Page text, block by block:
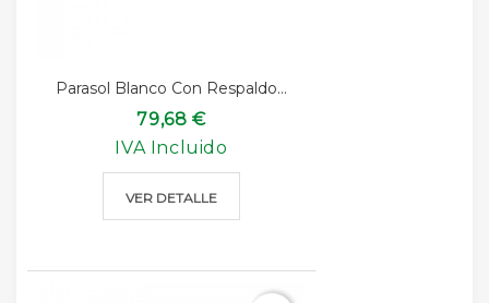
Parasol Blanco Con Respaldo...
79,68 €
IVA Incluido
VER DETALLE